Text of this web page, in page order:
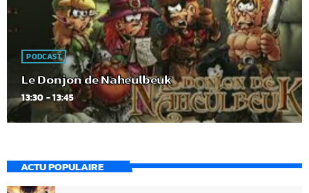
PODCAST
Le Donjon de Naheulbeuk
13:30 - 13:45
ACTU POPULAIRE